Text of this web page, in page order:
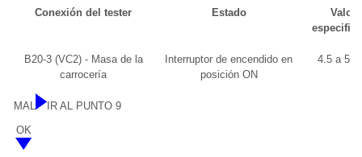
Conexión del tester Estado
Valor
B20-3 (VC2) - Masa de la
carrocería
Interruptor de encendido en
posición ON
4.5 a 5.5
MAL
IR AL PUNTO 9
OK